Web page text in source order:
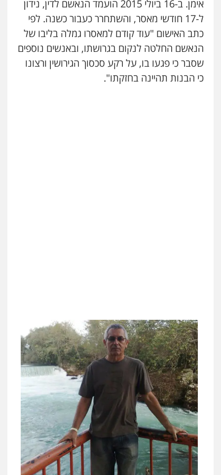
אימן. ב-16 ביולי 2015 הועמד הנאשם לדין, נידון
ל-17 חודשי מאסר, והשתחרר כעבור כשנה. לפי
כתב האישום "עוד קודם למאסרו גמלה בליבו של
הנאשם החלטה לנקום בגרושתו, ובאנשים נוספים
שסבר כי פגעו בו, על רקע סכסוך הגירושין ורצונו
כי הבנות תהיינה בחזקתו".